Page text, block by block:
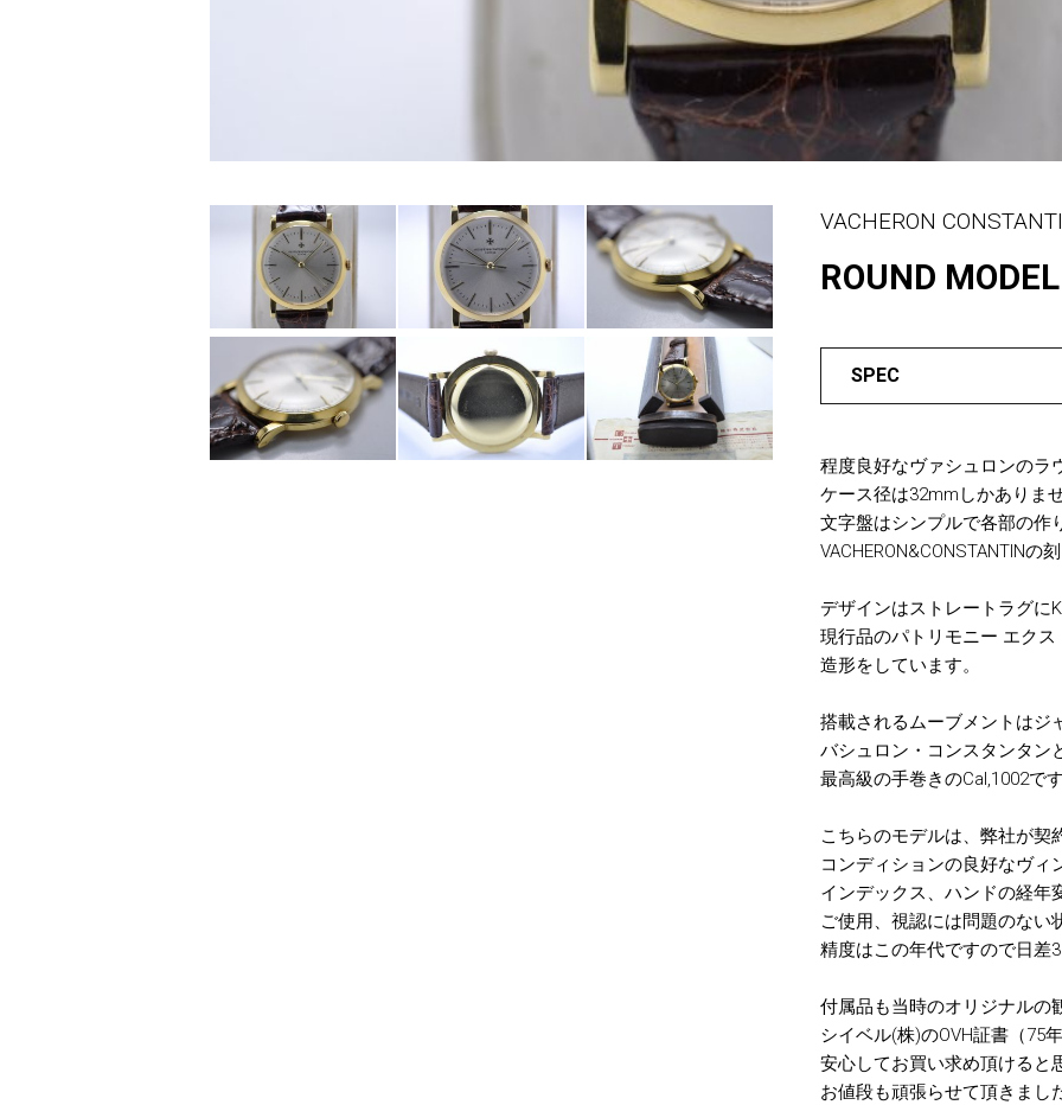
VACHERON
ROUND MODEL
SPEC
程度良好なヴァシュロンのラ
ケース径は32mmしかありま
文字盤はシンプルで各部の作
VACHERON&CONSTANTIN
デザインはストレートラグに
現行品のパトリモニー エク
造形をしています。
搭載されるムーブメントはジ
バシュロン・コンスタンタン
最高級の手巻きのCal,1002で
こちらのモデルは、弊社が契
コンディションの良好なヴィ
インデックス、ハンドの経年
ご使用、視認には問題のない
精度はこの年代ですので日差
付属品も当時のオリジナルの
シイベル(株)のOVH証書（75
安心してお買い求め頂けると
お値段も頑張らせて頂きまし